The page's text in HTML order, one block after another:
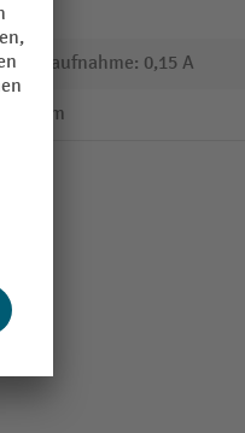
230 V
Stromaufnahme: 0,15 A
516 mm